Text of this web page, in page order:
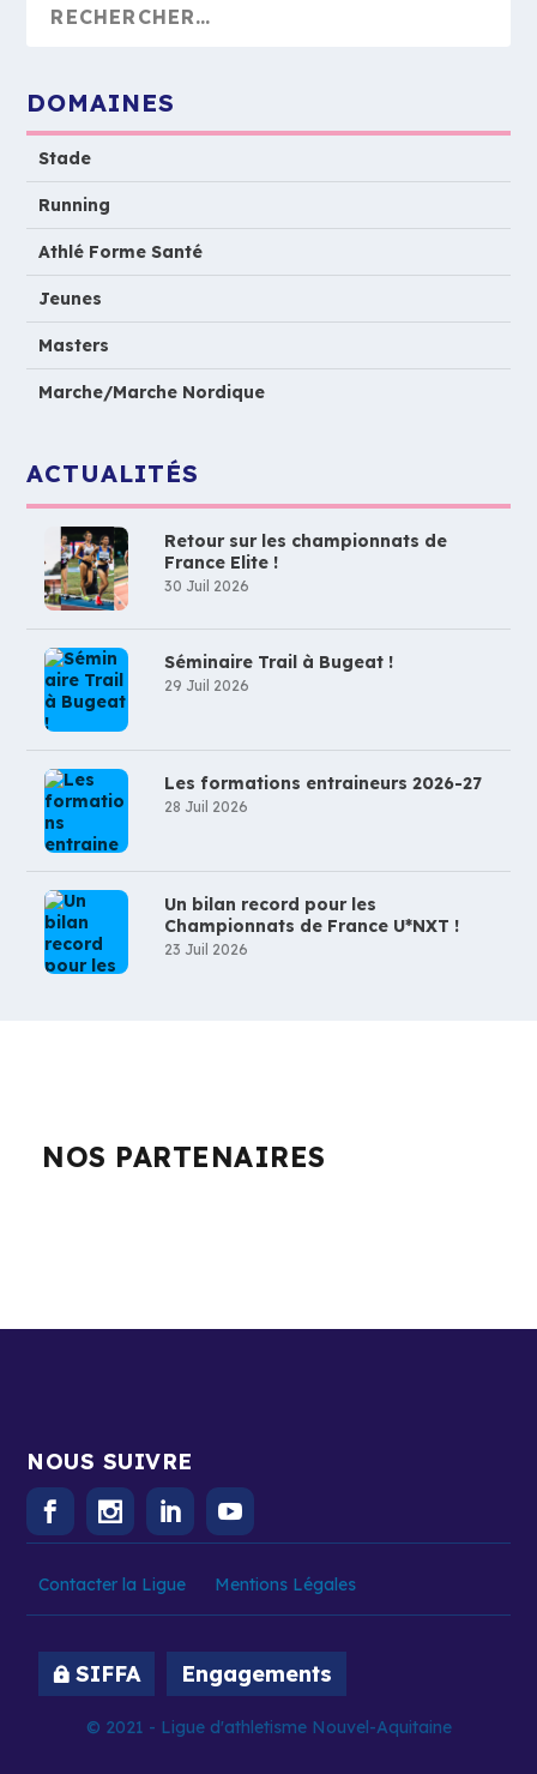
DOMAINES
Stade
Running
Athlé Forme Santé
Jeunes
Masters
Marche/Marche Nordique
ACTUALITÉS
Retour sur les championnats de
France Elite !
30 Juil 2026
Séminaire Trail à Bugeat !
29 Juil 2026
Les formations entraineurs 2026-27
28 Juil 2026
Un bilan record pour les
Championnats de France U*NXT !
23 Juil 2026
NOS PARTENAIRES
NOUS SUIVRE
Contacter la Ligue Mentions Légales
SIFFA Engagements
© 2021 - Ligue d'athletisme Nouvel-Aquitaine